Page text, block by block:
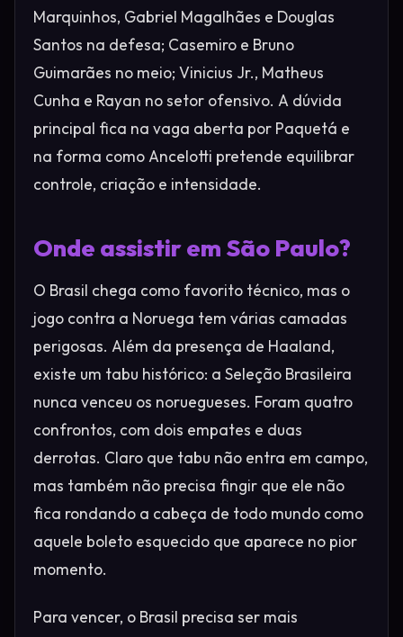
Marquinhos, Gabriel Magalhães e Douglas
Santos na defesa; Casemiro e Bruno
Guimarães no meio; Vinicius Jr., Matheus
Cunha e Rayan no setor ofensivo. A dúvida
principal fica na vaga aberta por Paquetá e
na forma como Ancelotti pretende equilibrar
controle, criação e intensidade.
Onde assistir em São Paulo?
O Brasil chega como favorito técnico, mas o
jogo contra a Noruega tem várias camadas
perigosas. Além da presença de Haaland,
existe um tabu histórico: a Seleção Brasileira
nunca venceu os noruegueses. Foram quatro
confrontos, com dois empates e duas
derrotas. Claro que tabu não entra em campo,
mas também não precisa fingir que ele não
fica rondando a cabeça de todo mundo como
aquele boleto esquecido que aparece no pior
momento.
Para vencer, o Brasil precisa ser mais